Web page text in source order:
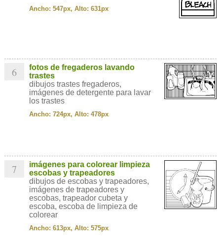
Ancho: 547px, Alto: 631px
6
fotos de fregaderos lavando
trastes
dibujos trastes fregaderos,
imágenes de detergente para lavar
los trastes
Ancho: 724px, Alto: 478px
7
imágenes para colorear limpieza
escobas y trapeadores
dibujos de escobas y trapeadores,
imágenes de trapeadores y
escobas, trapeador cubeta y
escoba, escoba de limpieza de
colorear
Ancho: 613px, Alto: 575px